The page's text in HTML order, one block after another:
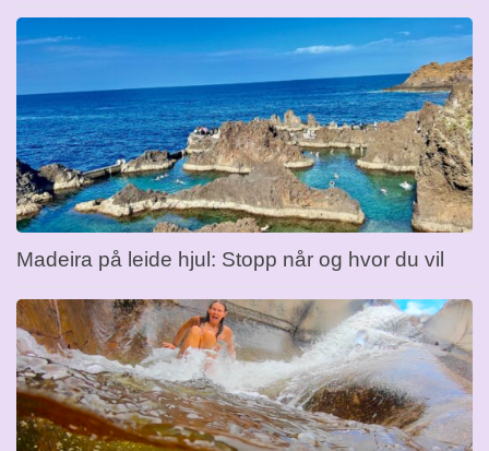
Madeira på leide hjul: Stopp når og hvor du vil